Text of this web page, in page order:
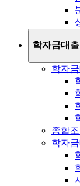
학자금대출
학자
종합조
학자